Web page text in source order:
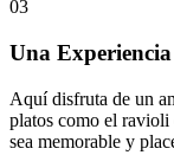
03
Una
Aquí disfruta de un
platos como el ravioli
sea memorable y